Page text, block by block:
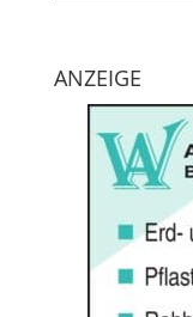
ANZEIGE